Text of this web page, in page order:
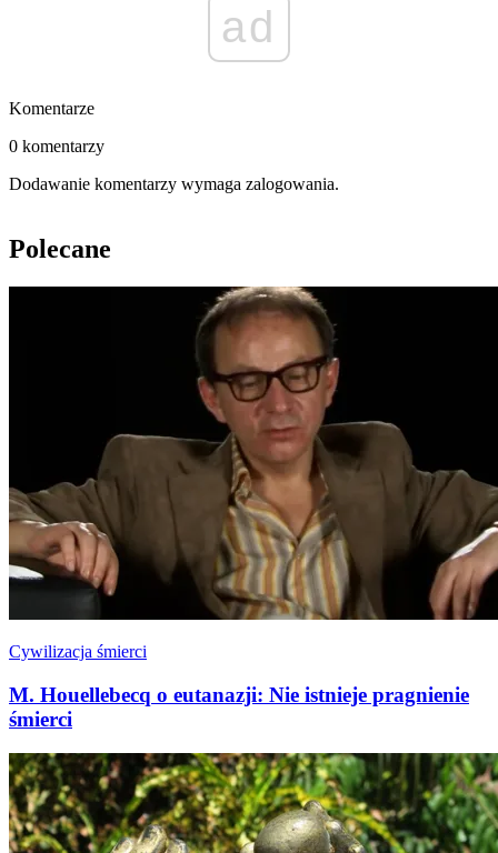
ad
Komentarze
0 komentarzy
Dodawanie komentarzy wymaga zalogowania.
Polecane
Cywilizacja śmierci
M. Houellebecq o eutanazji: Nie istnieje pragnienie
śmierci